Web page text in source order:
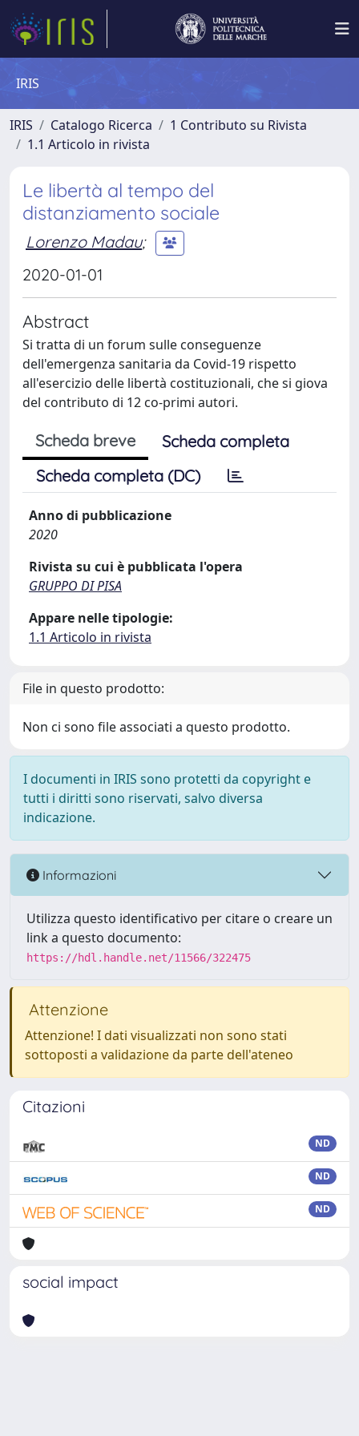
IRIS
IRIS Catalogo Ricerca
1 Contributo su Rivista
1.1 Articolo in rivista
Le libertà al tempo del
distanziamento sociale
Lorenzo Madau;
2020-01-01
Abstract
Si tratta di un forum sulle conseguenze
dell'emergenza sanitaria da Covid-19 rispetto
all'esercizio delle libertà costituzionali, che si giova
del contributo di 12 co-primi autori.
Scheda breve
Scheda completa
Scheda completa (DC)
Anno di pubblicazione
2020
Rivista su cui è pubblicata l'opera
GRUPPO DI PISA
Appare nelle tipologie:
1.1 Articolo in rivista
File in questo prodotto:
Non ci sono file associati a questo prodotto.
I documenti in IRIS sono protetti da copyright e
tutti i diritti sono riservati, salvo diversa
indicazione.
Informazioni
Utilizza questo identificativo per citare o creare un
link a questo documento:
https://hdl.handle.net/11566/322475
Attenzione
Attenzione! I dati visualizzati non sono stati
sottoposti a validazione da parte dell'ateneo
Citazioni
ND
ND
ND
social impact